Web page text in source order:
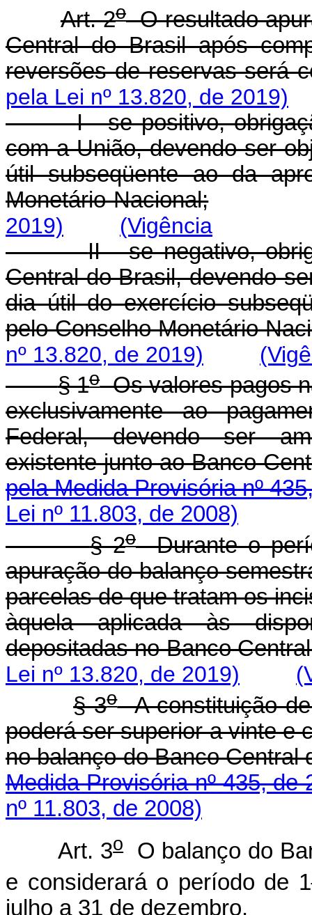
Art. 2oO resultado
Central do Brasil após
reversões de reservas será
pela Lei nº 13.820, de 2019)
I - se positivo,
com a União, devendo ser
útil subseqüente ao da
Monetário Nacional;
2019)
(Vigência
II - se negativo,
Central do Brasil, devendo
dia útil do exercício
pelo Conselho Monetário
nº 13.820, de 2019)
§ 1oOs valores pagos
exclusivamente ao
Federal, devendo ser
existente junto ao
pela Medida Provisória nº
Lei nº 11.803, de 2008)
§ 2oDurante o
apuração do balanço
parcelas de que tratam os
àquela aplicada às
depositadas no Banco
Lei nº 13.820, de 2019)
§ 3oA constituição
poderá ser superior a vinte e
no balanço do Banco Central
Medida Provisória nº 435, de
nº 11.803, de 2008)
Art. 3oO balanço do
e considerará o período de 1
julho a 31 de dezembro.